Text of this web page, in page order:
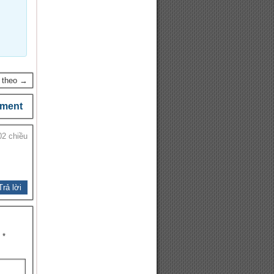
theo →
chiều
lời
*